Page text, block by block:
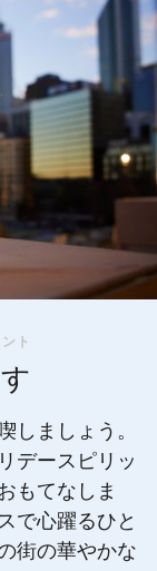
ト
しましょう。
デースピリッ
もてなしま
で心躍るひと
街の華やかな